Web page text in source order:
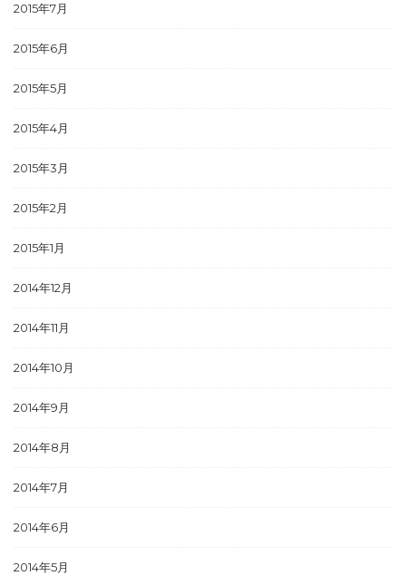
2015年7月
2015年6月
2015年5月
2015年4月
2015年3月
2015年2月
2015年1月
2014年12月
2014年11月
2014年10月
2014年9月
2014年8月
2014年7月
2014年6月
2014年5月